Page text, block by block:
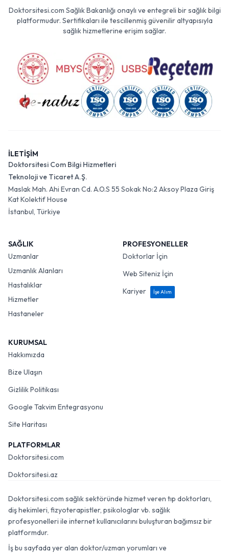
Doktorsitesi.com Sağlık Bakanlığı onaylı ve entegreli bir sağlık bilgi
platformudur. Sertifikaları ile tescillenmiş güvenilir altyapısıyla
sağlık hizmetlerine erişim sağlar.
İLETİŞİM
Doktorsitesi Com Bilgi Hizmetleri
Teknoloji ve Ticaret A.Ş.
Maslak Mah. Ahi Evran Cd. A.O.S 55 Sokak No:2 Aksoy Plaza Giriş
Kat Kolektif House
İstanbul, Türkiye
SAĞLIK
Uzmanlar
Uzmanlık Alanları
Hastalıklar
Hizmetler
Hastaneler
PROFESYONELLER
Doktorlar İçin
Web Siteniz İçin
Kariyer
İşe Alım
KURUMSAL
Hakkımızda
Bize Ulaşın
Gizlilik Politikası
Google Takvim Entegrasyonu
Site Haritası
PLATFORMLAR
Doktorsitesi.com
Doktorsitesi.az
Doktorsitesi.com sağlık sektöründe hizmet veren tıp doktorları,
diş hekimleri, fizyoterapistler, psikologlar vb. sağlık
profesyonelleri ile internet kullanıcılarını buluşturan bağımsız bir
platformdur.
İş bu sayfada yer alan doktor/uzman yorumları ve